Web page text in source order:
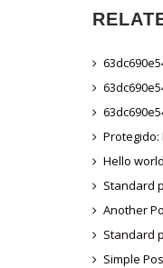
Protegido:
Hello
Standard
Another
Standard
Simple